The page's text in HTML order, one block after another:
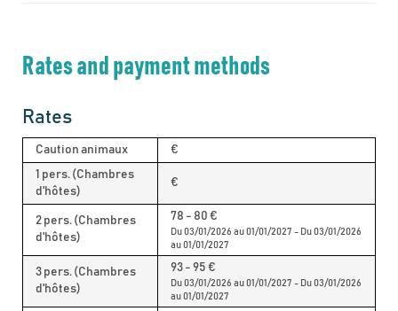
Rates and payment methods
Rates
Caution animaux
€
1 pers. (Chambres
d'hôtes)
€
2 pers. (Chambres
d'hôtes)
78 - 80 €
Du 03/01/2026 au 01/01/2027 - Du 03/01/2026
au 01/01/2027
3 pers. (Chambres
d'hôtes)
93 - 95 €
Du 03/01/2026 au 01/01/2027 - Du 03/01/2026
au 01/01/2027